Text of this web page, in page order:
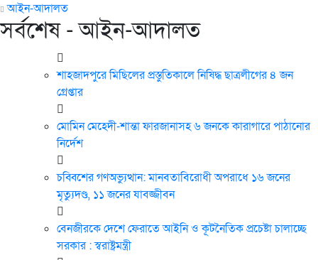
আইন-আদালত
সর্বশেষ - আইন-আদালত
শাহজাদপুরে মিছিলের প্রস্তুতিকালে নিষিদ্ধ ছাত্রলীগের ৪ জন
গ্রেপ্তার
মোমিন মেহেদী-শান্তা ফারজানাসহ ৬ জনকে কারাগারে পাঠানোর
নির্দেশ
চব্বিশের গণঅভ্যুত্থান: মানবতাবিরোধী অপরাধে ১৬ জনের
মৃত্যুদণ্ড, ১১ জনের যাবজ্জীবন
বেনজীরকে দেশে ফেরাতে আইনি ও কূটনৈতিক প্রচেষ্টা চালাচ্ছে
সরকার : স্বরাষ্ট্রমন্ত্রী